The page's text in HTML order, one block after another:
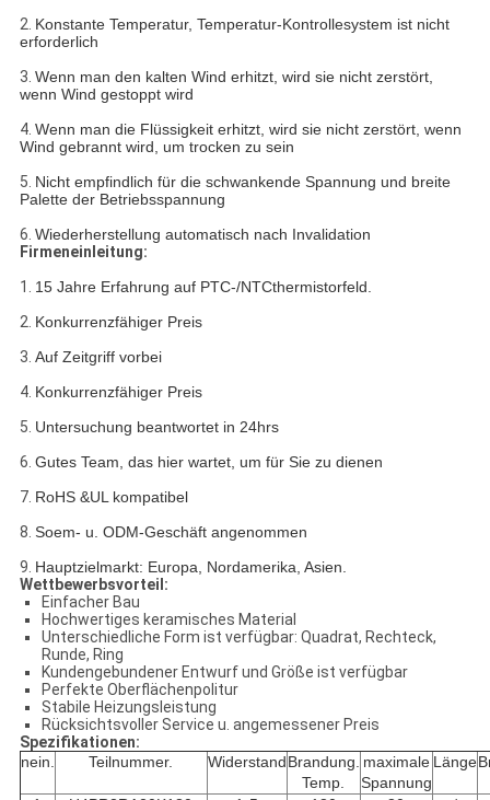
2. Konstante Temperatur, Temperatur-Kontrollesystem ist nicht
erforderlich
3. Wenn man den kalten Wind erhitzt, wird sie nicht zerstört,
wenn Wind gestoppt wird
4. Wenn man die Flüssigkeit erhitzt, wird sie nicht zerstört, wenn
Wind gebrannt wird, um trocken zu sein
5. Nicht empfindlich für die schwankende Spannung und breite
Palette der Betriebsspannung
6. Wiederherstellung automatisch nach Invalidation
Firmeneinleitung:
1. 15 Jahre Erfahrung auf PTC-/NTCthermistorfeld.
2. Konkurrenzfähiger Preis
3. Auf Zeitgriff vorbei
4. Konkurrenzfähiger Preis
5. Untersuchung beantwortet in 24hrs
6. Gutes Team, das hier wartet, um für Sie zu dienen
7. RoHS &UL kompatibel
8. Soem- u. ODM-Geschäft angenommen
9. Hauptzielmarkt: Europa, Nordamerika, Asien.
Wettbewerbsvorteil:
Einfacher Bau
Hochwertiges keramisches Material
Unterschiedliche Form ist verfügbar: Quadrat, Rechteck,
Runde, Ring
Kundengebundener Entwurf und Größe ist verfügbar
Perfekte Oberflächenpolitur
Stabile Heizungsleistung
Rücksichtsvoller Service u. angemessener Preis
Spezifikationen:
nein.
Teilnummer. WiderstandBrandung.
Temp.
maximale
Spannung
Länge